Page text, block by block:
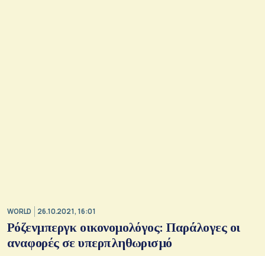
WORLD 26.10.2021, 16:01
Ρόζενμπεργκ οικονομολόγος: Παράλογες οι
αναφορές σε υπερπληθωρισμό